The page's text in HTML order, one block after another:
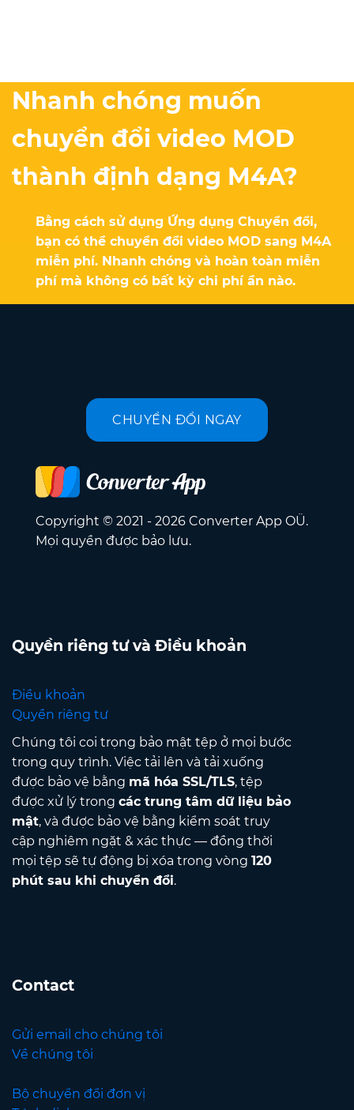
Nhanh chóng muốn
chuyển đổi video MOD
thành định dạng M4A?
Bằng cách sử dụng Ứng dụng Chuyển đổi,
bạn có thể chuyển đổi video MOD sang M4A
miễn phí. Nhanh chóng và hoàn toàn miễn
phí mà không có bất kỳ chi phí ẩn nào.
CHUYỂN ĐỔI NGAY
Copyright © 2021 - 2026 Converter App OÜ.
Mọi quyền được bảo lưu.
Quyền riêng tư và Điều khoản
Điều khoản
Quyền riêng tư
Chúng tôi coi trọng bảo mật tệp ở mọi bước
trong quy trình. Việc tải lên và tải xuống
được bảo vệ bằng mã hóa SSL/TLS, tệp
được xử lý trong các trung tâm dữ liệu bảo
mật, và được bảo vệ bằng kiểm soát truy
cập nghiêm ngặt & xác thực — đồng thời
mọi tệp sẽ tự động bị xóa trong vòng 120
phút sau khi chuyển đổi.
Contact
Gửi email cho chúng tôi
Về chúng tôi
Bộ chuyển đổi đơn vị